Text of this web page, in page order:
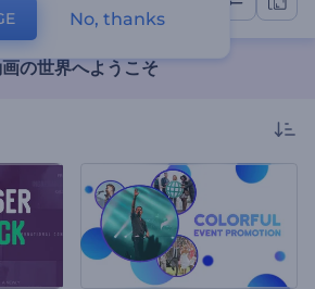
の世界へようこそ
No, thanks